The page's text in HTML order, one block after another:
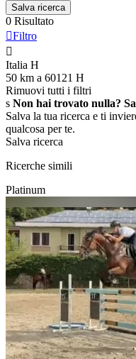
Salva ricerca
0 Risultato
Filtro

Italia H
50 km a 60121 H
Rimuovi tutti i filtri
s Non hai trovato nulla?
Salva la tua ricerca e ti
qualcosa per te.
Salva ricerca
Ricerche simili
Platinum